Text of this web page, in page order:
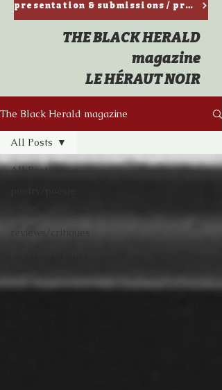
presentation & submissions / ​présentation & propositions de textes
THE BLACK HERALD
magazine
LE HÉRAUT NOIR
The Black Herald magazine
All Posts
reviews/critiques
All Posts